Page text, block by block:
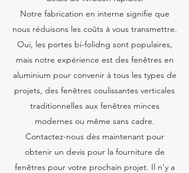
Notre fabrication en interne signifie que
nous réduisons les coûts à vous transmettre.
Oui, les portes bi-folidng sont populaires,
mais notre expérience est des fenêtres en
aluminium pour convenir à tous les types de
projets, des fenêtres coulissantes verticales
traditionnelles aux fenêtres minces
modernes ou même sans cadre.
Contactez-nous dès maintenant pour
obtenir un devis pour la fourniture de
fenêtres pour votre prochain projet. Il n'y a